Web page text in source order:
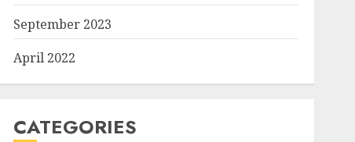
September 2023
April 2022
CATEGORIES